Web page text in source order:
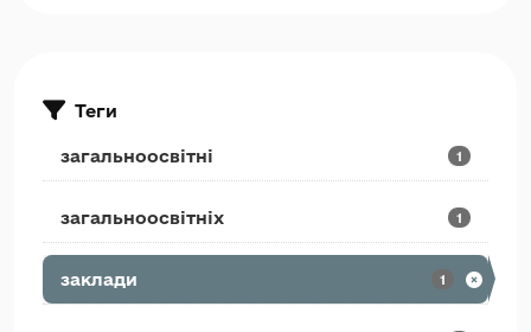
Теги
загальноосвітні 1
загальноосвітніх 1
заклади 1